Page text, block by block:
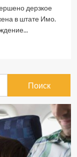
дерзкое
в штате Имо.